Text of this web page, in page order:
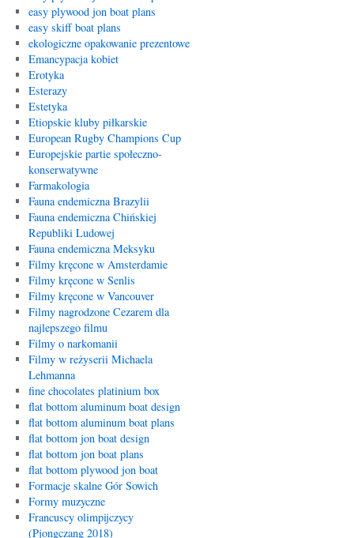
easy plywood jon boat plans
easy skiff boat plans
ekologiczne opakowanie prezentowe
Emancypacja kobiet
Erotyka
Esterazy
Estetyka
Etiopskie kluby piłkarskie
European Rugby Champions Cup
Europejskie partie społeczno-
konserwatywne
Farmakologia
Fauna endemiczna Brazylii
Fauna endemiczna Chińskiej
Republiki Ludowej
Fauna endemiczna Meksyku
Filmy kręcone w Amsterdamie
Filmy kręcone w Senlis
Filmy kręcone w Vancouver
Filmy nagrodzone Cezarem dla
najlepszego filmu
Filmy o narkomanii
Filmy w reżyserii Michaela
Lehmanna
fine chocolates platinium box
flat bottom aluminum boat design
flat bottom aluminum boat plans
flat bottom jon boat design
flat bottom jon boat plans
flat bottom plywood jon boat
Formacje skalne Gór Sowich
Formy muzyczne
Francuscy olimpijczycy
(Pjongczang 2018)